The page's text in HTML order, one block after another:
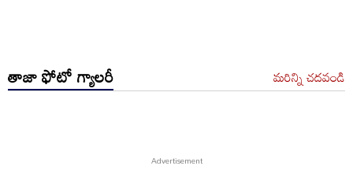
తాజా ఫోటో గ్యాలరీ మరిన్ని చదవండి